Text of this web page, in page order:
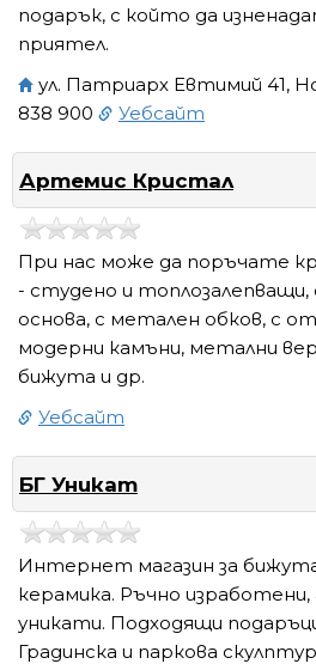
подарък, с който да
приятел.
ул. Патриарх Евтимий 41,
838 900
Уебсайт
Артемис Кристал
При нас може да поръчате
- студено и топлозалепващи,
основа, с метален обков, с
модерни камъни, метални
бижута и др.
Уебсайт
БГ Уникат
Интернет магазин за
керамика. Ръчно
уникати. Подходящи
Градинска и паркова